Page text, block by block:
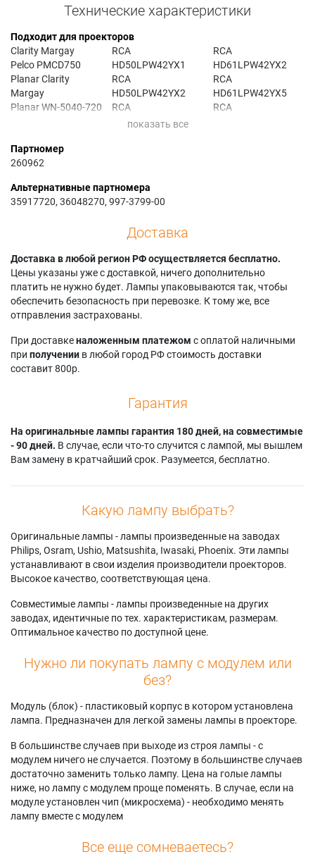
Технические характеристики
Подходит для проекторов
Clarity Margay
Pelco PMCD750
Planar Clarity
Margay
Planar WN-5040-720
RCA
HD50LPW162YX3(M
RCA
HD50LPW162YX4
RCA
HD50LPW163YX3
RCA
HD50LPW163YX3(M
)
HD50LPW163YX4
RCA
HD50LPW163YX4(M
RCA
HD50LPW42YX1
RCA
HD50LPW42YX2
RCA
HD61LPW162YX3
RCA
HD61LPW163YX3(H
RCA
RCA
HD61LPW163YX4(H
)
RCA
HD61LPW163YX6
HD61LPW163YX6(H
)
HD61LPW42YX1
RCA
HD61LPW42YX2
RCA
HD61LPW42YX5
RCA
HDLP61W151YX1
RCA
HDLP61W151YX3
RCA HDLP61W162
644
Thomson 50 DLY
Партномер
260962
Альтернативные партномера
35917720, 36048270, 997-3799-00
Доставка
Доставка в любой регион РФ осуществляется бесплатно.
Цены указаны уже с доставкой, ничего дополнительно
платить не нужно будет. Лампы упаковываются так, чтобы
обеспечить безопасность при перевозке. К тому же, все
отправления застрахованы.
При доставкеналоженным платежом с оплатой наличными
при получении в любой город РФ стоимость доставки
составит 800р.
Гарантия
На оригинальные лампы гарантия 180 дней, на совместимые
- 90 дней. В случае, если что-то случится с лампой, мы вышлем
Вам замену в кратчайший срок. Разумеется, бесплатно.
Какую лампу выбрать?
Оригинальные лампы - лампы произведенные на заводах
Philips, Osram, Ushio, Matsushita, Iwasaki, Phoenix. Эти лампы
устанавливают в свои изделия производители проекторов.
Высокое качество, соответствующая цена.
Совместимые лампы - лампы произведенные на других
заводах, идентичные по тех. характеристикам, размерам.
Оптимальное качество по доступной цене.
Нужно ли покупать лампу с модулем или
без?
Модуль (блок) - пластиковый корпус в котором установлена
лампа. Предназначен для легкой замены лампы в проекторе.
В большинстве случаев при выходе из строя лампы - с
модулем ничего не случается. Поэтому в большинстве случаев
достаточно заменить только лампу. Цена на голые лампы
ниже, но лампу с модулем проще поменять. В случае, если на
модуле установлен чип (микросхема) - необходимо менять
лампу вместе с модулем
Все еще сомневаетесь?